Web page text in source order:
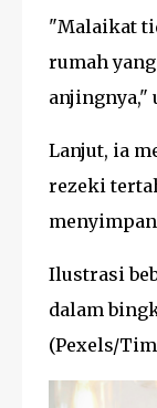
"Malaikat
rumah
anjingnya,"
Lanjut, ia
rezeki
Ilustrasi
dalam
(Pexels/